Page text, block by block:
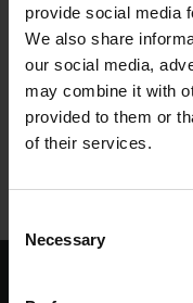
provide social media
We also share
our social media,
may combine it with
provided to them or
of their services.
Selection
Necessary